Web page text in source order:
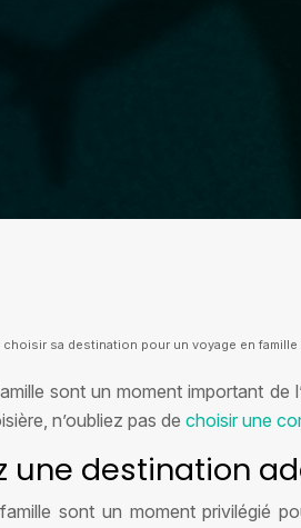
choisir sa destination pour un voyage en famille
sont un moment important de
n’oubliez pas de choisir une
une destination
sont un moment privilégié